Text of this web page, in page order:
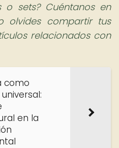
o sets? Cuéntanos en
olvides compartir tus
relacionados con
como
en la